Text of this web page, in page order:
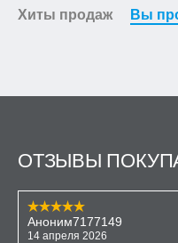
Хиты продаж Вы
ОТЗЫВЫ
Аноним7177149
14 апреля 2026